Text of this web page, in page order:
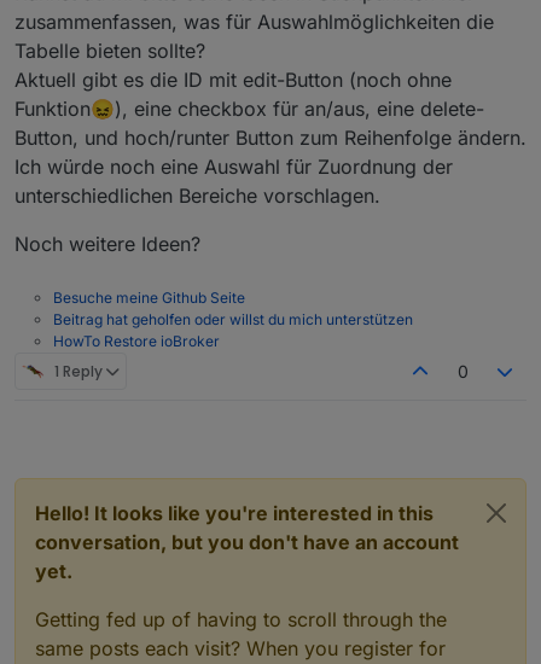
(id_deviceDown,
else
if (obj.state .val >= 100
else {
let diff = obj.oldState
if (diff > 0)
drive(id_deviceDown,
drive
                }
        });
    }
initRollade "sonoff.0.Rollade/Florian"
zusammenfassen, was für Auswahlmöglichkeiten die
Tabelle bieten sollte?
Aktuell gibt es die ID mit edit-Button (noch ohne
Funktion😖), eine checkbox für an/aus, eine delete-
Button, und hoch/runter Button zum Reihenfolge ändern.
Ich würde noch eine Auswahl für Zuordnung der
unterschiedlichen Bereiche vorschlagen.
Noch weitere Ideen?
Besuche meine Github Seite
Beitrag hat geholfen oder willst du mich unterstützen
HowTo Restore ioBroker
1 Reply 0
Hello! It looks like you're interested in this
conversation, but you don't have an account
yet.
Getting fed up of having to scroll through the
same posts each visit? When you register for